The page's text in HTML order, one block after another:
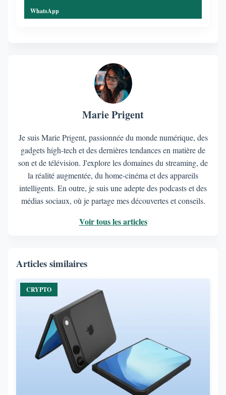
WhatsApp
Marie Prigent
Je suis Marie Prigent, passionnée du monde numérique, des
gadgets high-tech et des dernières tendances en matière de
son et de télévision. J'explore les domaines du streaming, de
la réalité augmentée, du home-cinéma et des appareils
intelligents. En outre, je suis une adepte des podcasts et des
médias sociaux, où je partage mes découvertes et conseils.
Voir tous les articles
Articles similaires
CRYPTO